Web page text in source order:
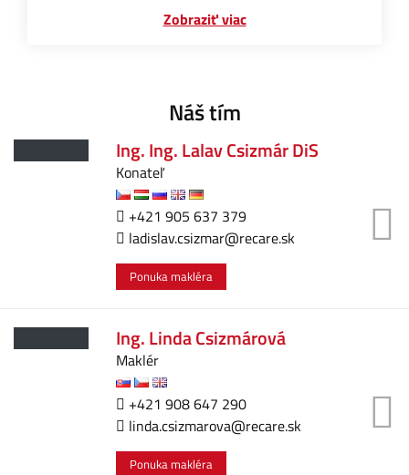
Zobraziť viac
Náš tím
Ing. Ing. Lalav Csizmár DiS
Konateľ
+421 905 637 379
ladislav.csizmar@recare.sk
Ponuka makléra
Ing. Linda Csizmárová
Maklér
+421 908 647 290
linda.csizmarova@recare.sk
Ponuka makléra